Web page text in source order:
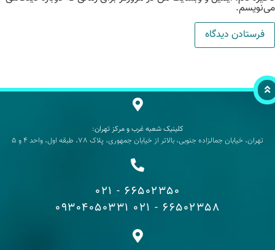
کلینیک شعبه غرب و مرکز تهران:
تهران، خیابان جمالزاده جنوبی، بالاتر از خیابان جمهوری، پلاک 78، طبقه اول، واحد 4 و 5
66502350 - 021
66502358 - 021
09304050331